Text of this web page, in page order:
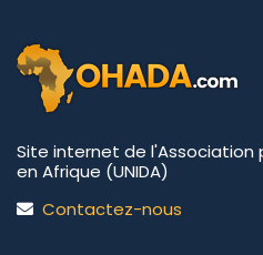
Site internet de l'Association
en Afrique (UNIDA)
Contactez-nous